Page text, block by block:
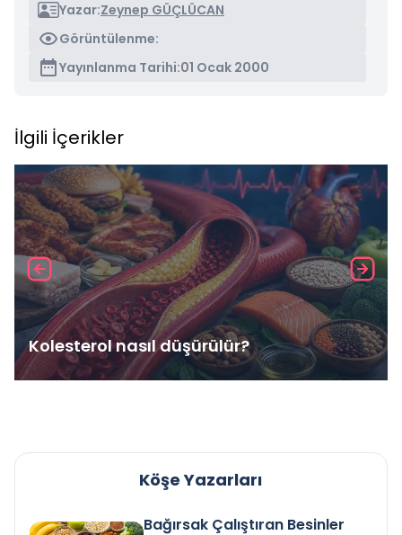
Yazar:Zeynep GÜÇLÜCAN
Görüntülenme:
Yayınlanma Tarihi:01 Ocak 2000
İlgili İçerikler
Kolesterol nasıl düşürülür?
Köşe Yazarları
Bağırsak Çalıştıran Besinler